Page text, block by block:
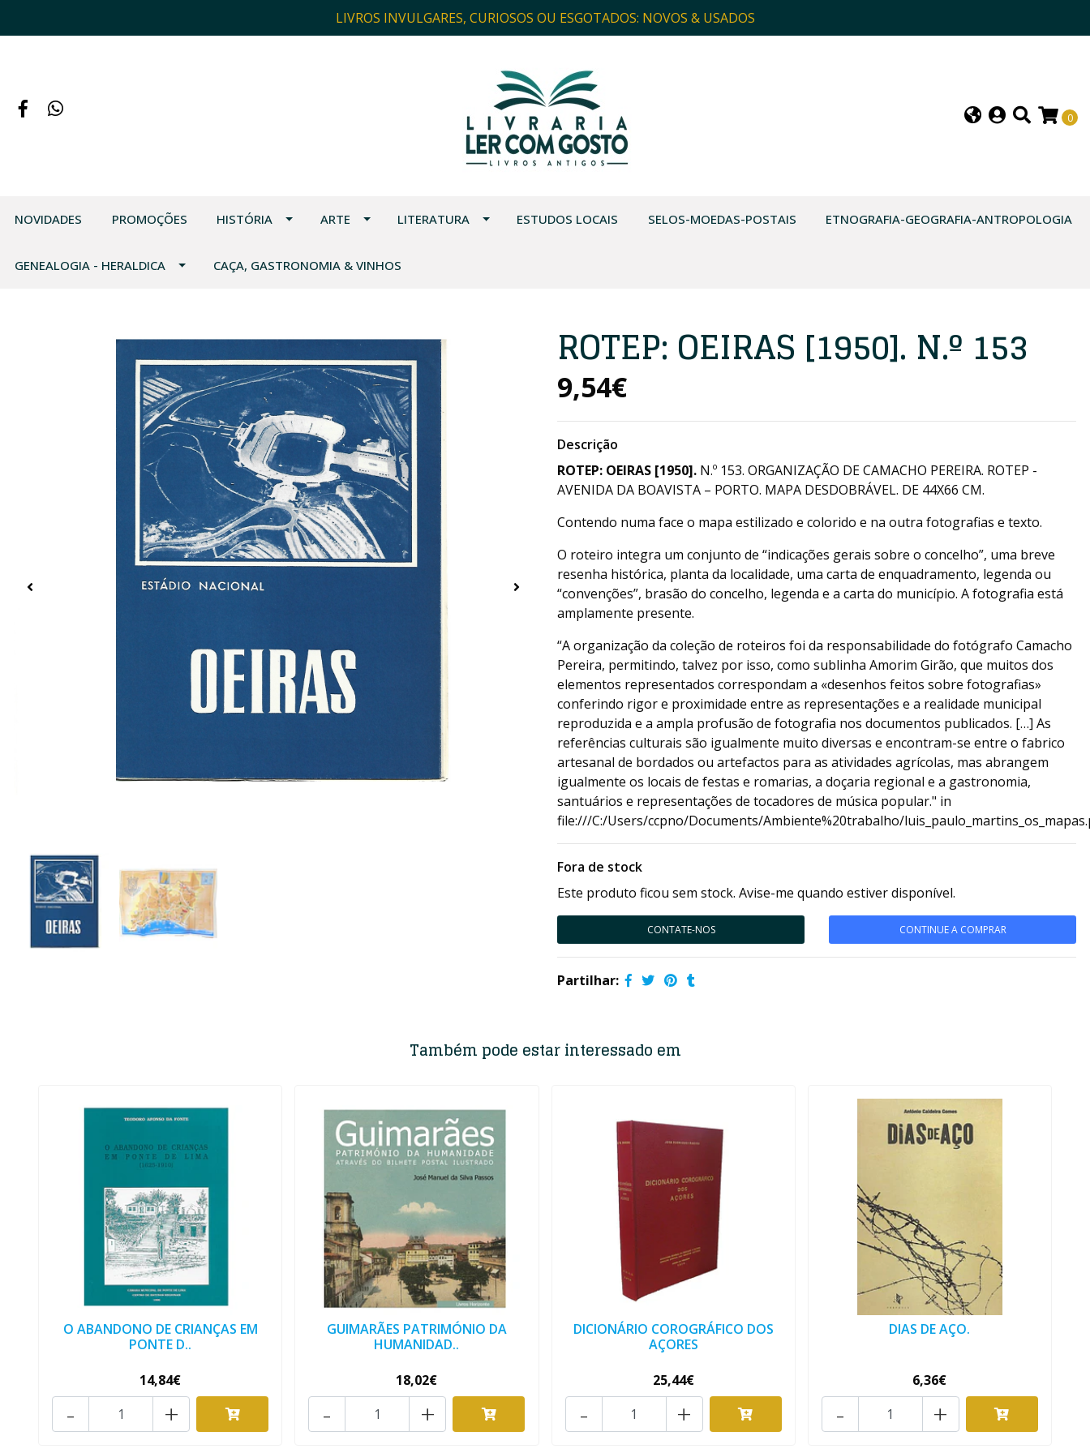
LIVROS INVULGARES, CURIOSOS OU ESGOTADOS: NOVOS & USADOS
0
NOVIDADES PROMOÇÕES HISTÓRIA ARTE LITERATURA ESTUDOS LOCAIS SELOS-MOEDAS-POSTAIS ETNOGRAFIA-GEOGRAFIA-ANTROPOLOGIA
GENEALOGIA - HERALDICA CAÇA, GASTRONOMIA & VINHOS
ROTEP: OEIRAS [1950]. N.º 153
9,54€
Descrição
ROTEP: OEIRAS [1950]. N.º 153. ORGANIZAÇÃO DE CAMACHO PEREIRA. ROTEP -
AVENIDA DA BOAVISTA – PORTO. MAPA DESDOBRÁVEL. DE 44X66 CM.
Contendo numa face o mapa estilizado e colorido e na outra fotografias e texto.
O roteiro integra um conjunto de “indicações gerais sobre o concelho”, uma breve
resenha histórica, planta da localidade, uma carta de enquadramento, legenda ou
“convenções”, brasão do concelho, legenda e a carta do município. A fotografia está
amplamente presente.
“A organização da coleção de roteiros foi da responsabilidade do fotógrafo Camacho
Pereira, permitindo, talvez por isso, como sublinha Amorim Girão, que muitos dos
elementos representados correspondam a «desenhos feitos sobre fotografias»
conferindo rigor e proximidade entre as representações e a realidade municipal
reproduzida e a ampla profusão de fotografia nos documentos publicados. […] As
referências culturais são igualmente muito diversas e encontram-se entre o fabrico
artesanal de bordados ou artefactos para as atividades agrícolas, mas abrangem
igualmente os locais de festas e romarias, a doçaria regional e a gastronomia,
santuários e representações de tocadores de música popular." in
file:///C:/Users/ccpno/Documents/Ambiente%20trabalho/
Fora de stock
Este produto ficou sem stock. Avise-me quando estiver disponível.
CONTATE-NOS CONTINUE A COMPRAR
Partilhar:
Também pode estar interessado em
O ABANDONO DE CRIANÇAS EM
PONTE D..
14,84€
+
-
GUIMARÃES PATRIMÓNIO DA
HUMANIDAD..
18,02€
+
-
DICIONÁRIO COROGRÁFICO DOS
AÇORES
25,44€
+
-
DIAS DE AÇO.
6,36€
+
-